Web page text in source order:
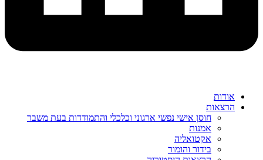
אודות
הרצאות
חוסן אישי נפשי ארגוני וכלכלי והתמודדות בעת משבר
אמנות
אקטואליה
בידור והומור